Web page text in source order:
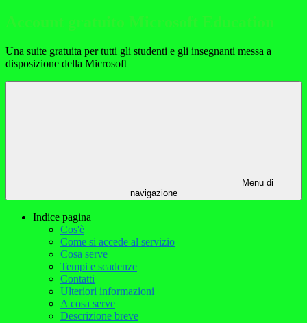
Account gratuito Microsoft Education
Una suite gratuita per tutti gli studenti e gli insegnanti messa a
disposizione della Microsoft
Menu di
navigazione
Indice pagina
Cos'è
Come si accede al servizio
Cosa serve
Tempi e scadenze
Contatti
Ulteriori informazioni
A cosa serve
Descrizione breve